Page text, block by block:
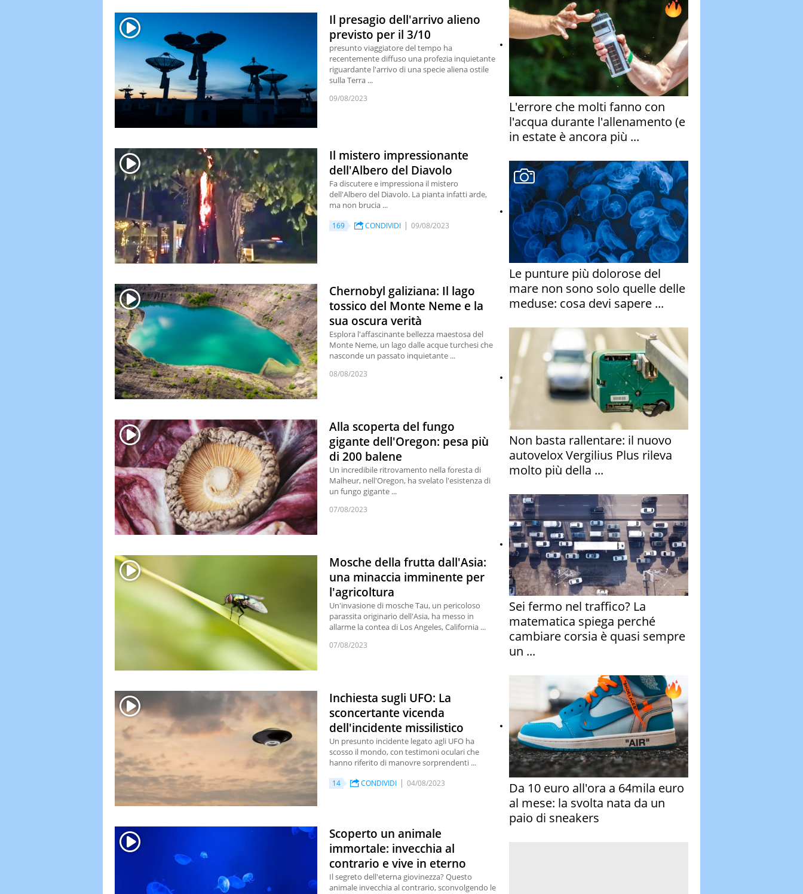
Il presagio dell'arrivo alieno
previsto per il 3/10
presunto viaggiatore del tempo ha
recentemente diffuso una profezia inquietante
riguardante l'arrivo di una specie aliena ostile
sulla Terra ...
09/08/2023
Il mistero impressionante
dell'Albero del Diavolo
Fa discutere e impressiona il mistero
dell'Albero del Diavolo. La pianta infatti arde,
ma non brucia ...
169 CONDIVIDI 09/08/2023
Chernobyl galiziana: Il lago
tossico del Monte Neme e la
sua oscura verità
Esplora l'affascinante bellezza maestosa del
Monte Neme, un lago dalle acque turchesi che
nasconde un passato inquietante ...
08/08/2023
Alla scoperta del fungo
gigante dell'Oregon: pesa più
di 200 balene
Un incredibile ritrovamento nella foresta di
Malheur, nell'Oregon, ha svelato l'esistenza di
un fungo gigante ...
07/08/2023
Mosche della frutta dall'Asia:
una minaccia imminente per
l'agricoltura
Un'invasione di mosche Tau, un pericoloso
parassita originario dell'Asia, ha messo in
allarme la contea di Los Angeles, California ...
07/08/2023
Inchiesta sugli UFO: La
sconcertante vicenda
dell'incidente missilistico
Un presunto incidente legato agli UFO ha
scosso il mondo, con testimoni oculari che
hanno riferito di manovre sorprendenti ...
14 CONDIVIDI 04/08/2023
Scoperto un animale
immortale: invecchia al
contrario e vive in eterno
Il segreto dell'eterna giovinezza? Questo
animale invecchia al contrario, sconvolgendo le
L'errore che molti fanno con
l'acqua durante l'allenamento (e
in estate è ancora più ...
Le punture più dolorose del
mare non sono solo quelle delle
meduse: cosa devi sapere ...
Non basta rallentare: il nuovo
autovelox Vergilius Plus rileva
molto più della ...
Sei fermo nel traffico? La
matematica spiega perché
cambiare corsia è quasi sempre
un ...
Da 10 euro all'ora a 64mila euro
al mese: la svolta nata da un
paio di sneakers